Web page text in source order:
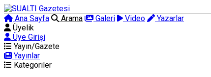
Ana Sayfa Arama Galeri Video
Yazarlar
Üyelik
Üye Girişi
Yayın/Gazete
Yayınlar
Kategoriler